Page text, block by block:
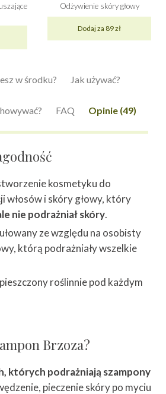
Odżywienie skóry głowy
Dodaj za 89 zł
w środku? Jak używać?
FAQ Opinie (49)
kosmetyku do
włosów i skóry głowy, który
nie podrażniał skóry.
ze względu na osobisty
którą podrażniały wszelkie
roślinnie pod każdym
Brzoza?
których podrażniają szampony
pieczenie skóry po myciu